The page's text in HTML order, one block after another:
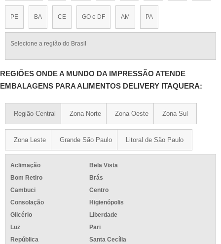
PE BA CE GO e DF AM PA
Selecione a região do Brasil
REGIÕES ONDE A MUNDO DA IMPRESSÃO ATENDE
EMBALAGENS PARA ALIMENTOS DELIVERY ITAQUERA:
Região Central Zona Norte Zona Oeste Zona Sul
Zona Leste Grande São Paulo Litoral de São Paulo
Aclimação
Bela Vista
Bom Retiro
Brás
Cambuci
Centro
Consolação
Higienópolis
Glicério
Liberdade
Luz
Pari
República
Santa Cecília